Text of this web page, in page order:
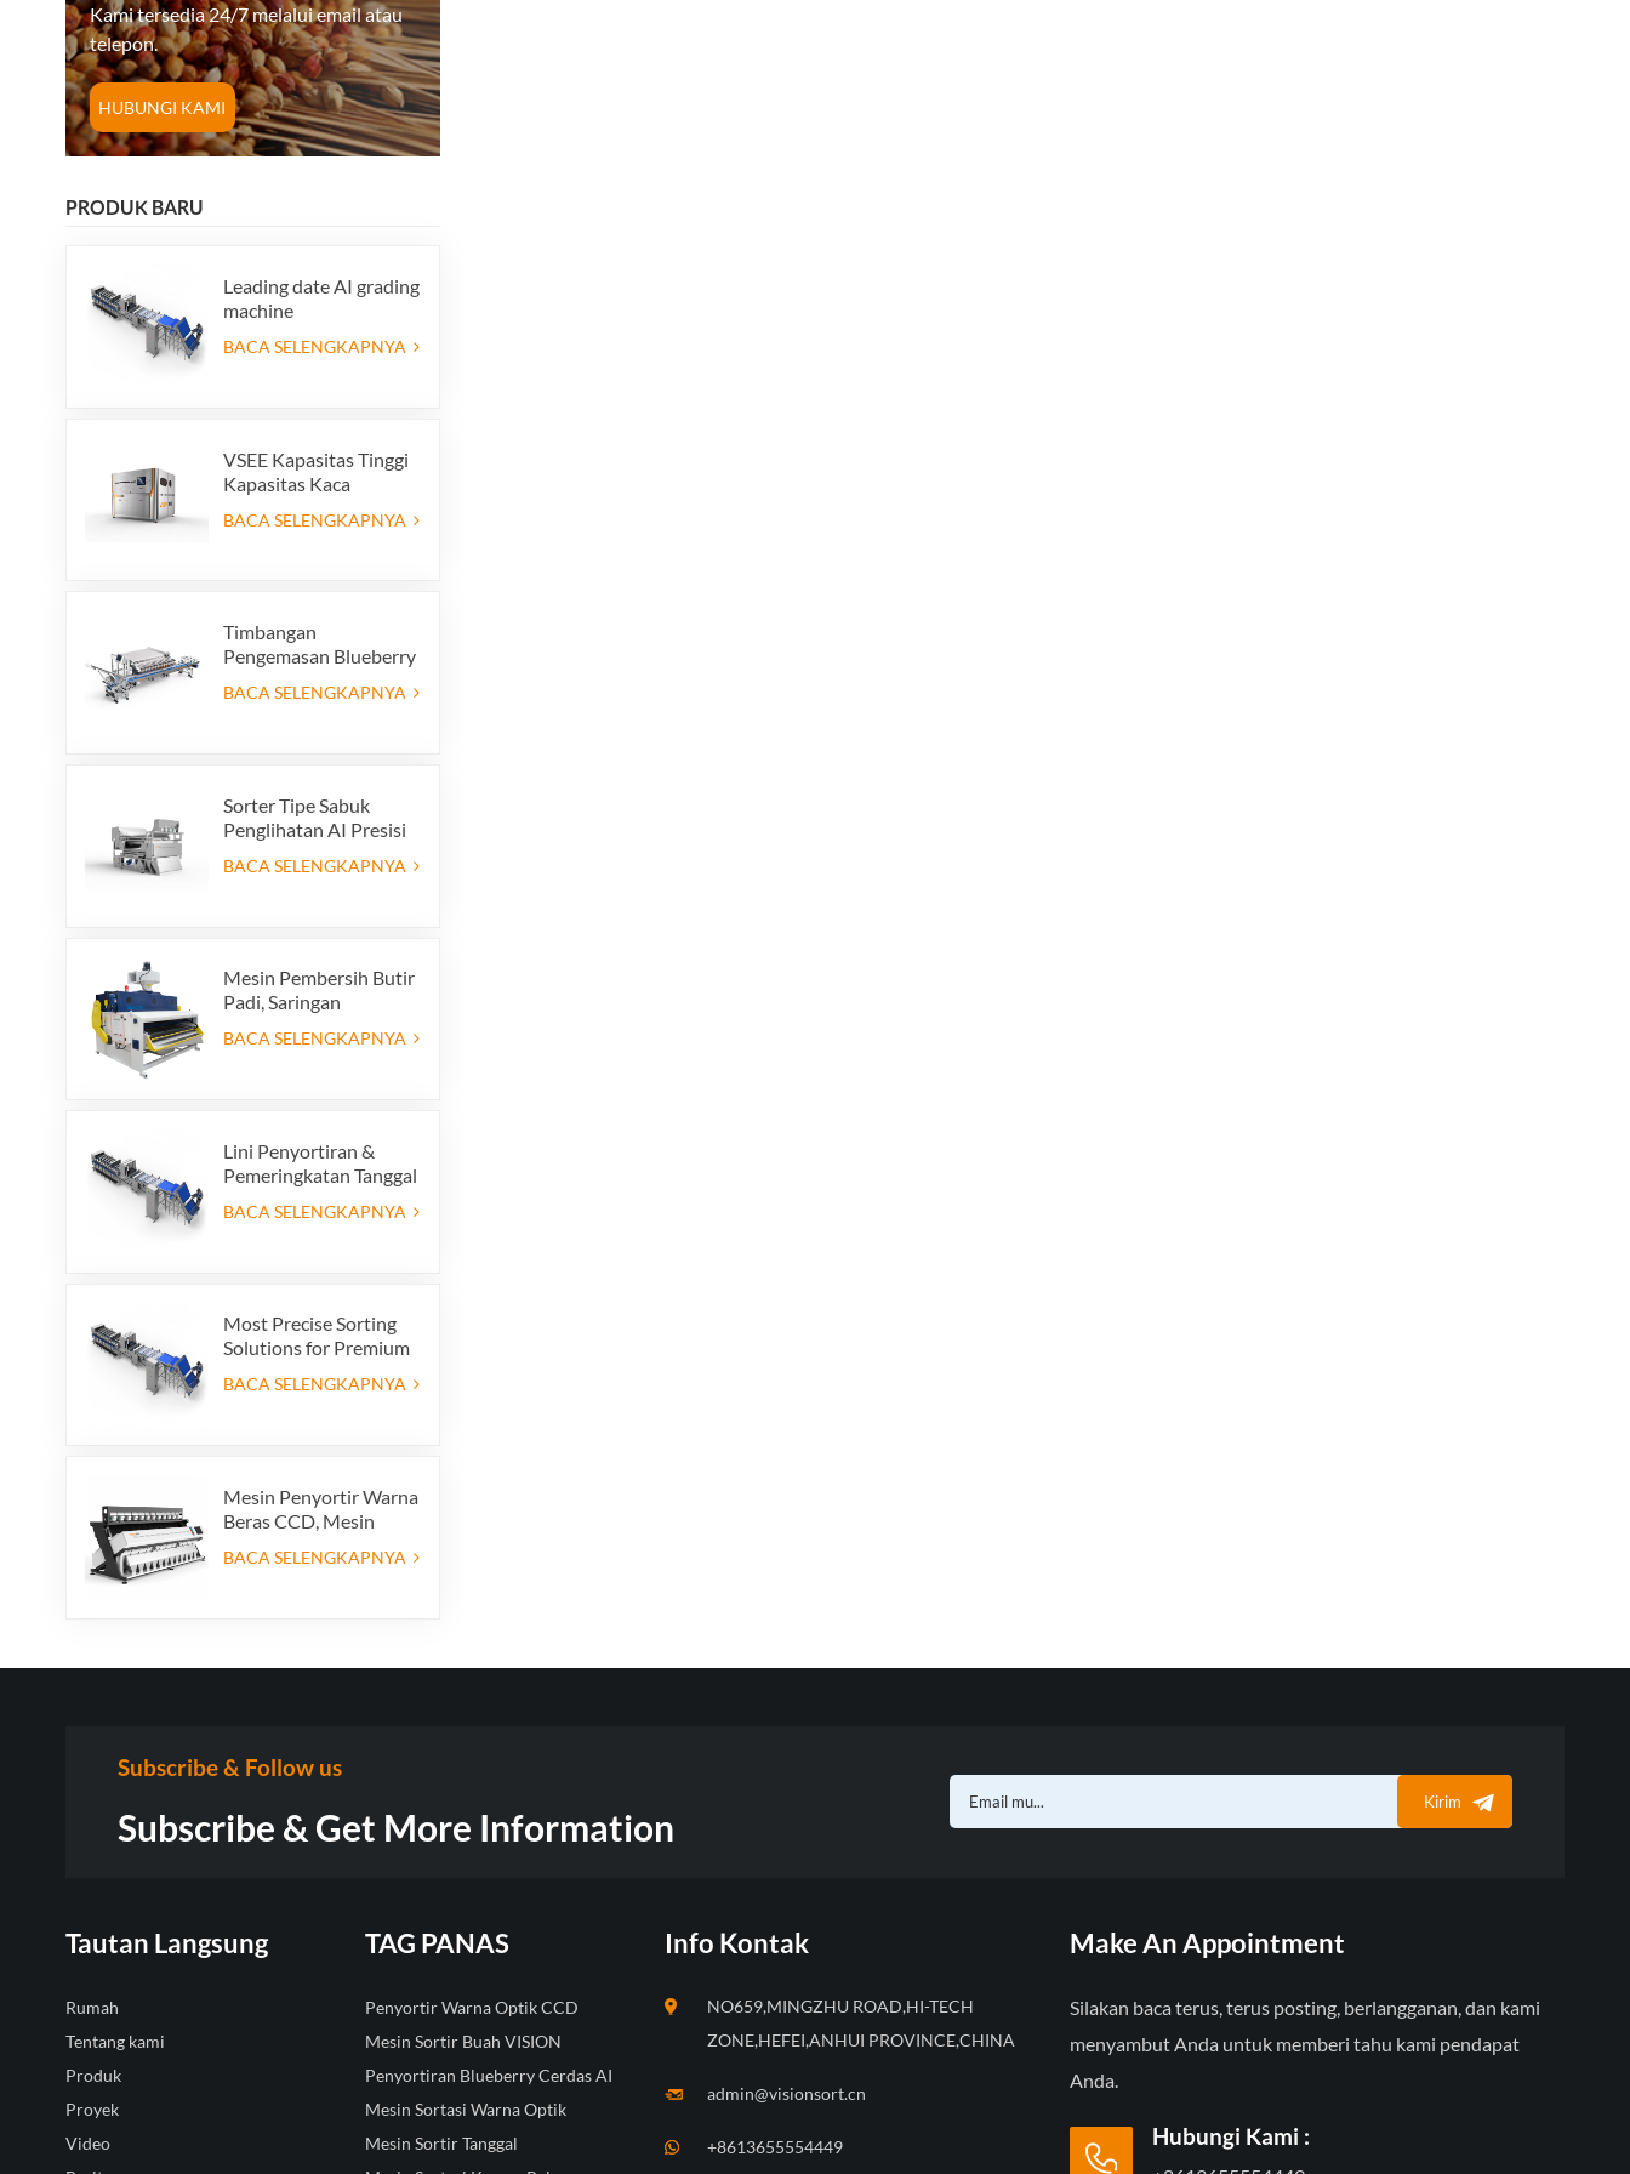
Kami tersedia 24/7 melalui email atau
telepon.
HUBUNGI KAMI
PRODUK BARU
Leading date AI grading
machine
BACA SELENGKAPNYA
VSEE Kapasitas Tinggi
Kapasitas Kaca
Warna Kaca Warna
BACA SELENGKAPNYA
Timbangan
Pengemasan Blueberry
Tenaga Kerja dengan
BACA SELENGKAPNYA
Sorter Tipe Sabuk
Penglihatan AI Presisi
BACA SELENGKAPNYA
Mesin Pembersih Butir
Padi, Saringan
Ayakan Getar,
BACA SELENGKAPNYA
Lini Penyortiran &
Pemeringkatan Tanggal
Nilai Produk dan
BACA SELENGKAPNYA
Most Precise Sorting
Solutions for Premium
Grader powered by
BACA SELENGKAPNYA
Mesin Penyortir Warna
Beras CCD, Mesin
Otomatis, Mesin
BACA SELENGKAPNYA
Subscribe & Follow us
Subscribe & Get More Information
Kirim
Tautan Langsung
Rumah
Tentang kami
Produk
Proyek
Video
TAG PANAS
Penyortir Warna Optik CCD
Mesin Sortir Buah VISION
Penyortiran Blueberry Cerdas AI
Mesin Sortasi Warna Optik
Mesin Sortir Tanggal
Info Kontak
NO659,MINGZHU ROAD,HI-TECH
ZONE,HEFEI,ANHUI PROVINCE,CHINA
admin@visionsort.cn
+8613655554449
Make An Appointment
Silakan baca terus, terus posting, berlangganan, dan kami
menyambut Anda untuk memberi tahu kami pendapat
Anda.
Hubungi Kami :